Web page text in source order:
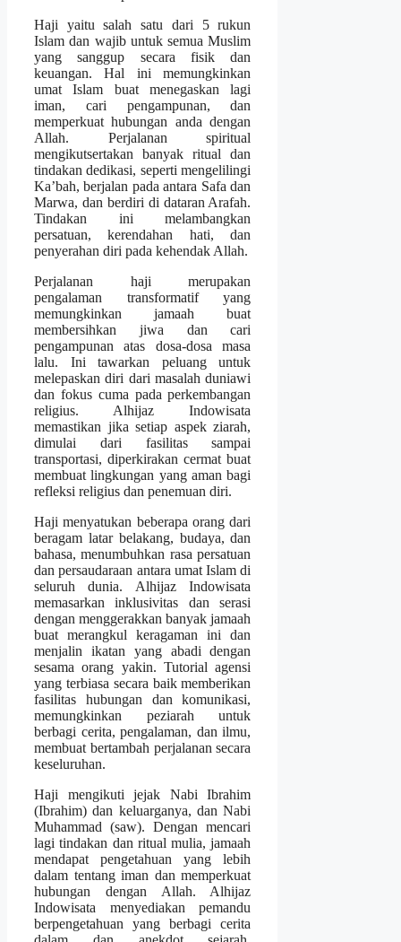
Haji yaitu salah satu dari 5 rukun
Islam dan wajib untuk semua Muslim
yang sanggup secara fisik dan
keuangan. Hal ini memungkinkan
umat Islam buat menegaskan lagi
iman, cari pengampunan, dan
memperkuat hubungan anda dengan
Allah. Perjalanan spiritual
mengikutsertakan banyak ritual dan
tindakan dedikasi, seperti mengelilingi
Ka’bah, berjalan pada antara Safa dan
Marwa, dan berdiri di dataran Arafah.
Tindakan ini melambangkan
persatuan, kerendahan hati, dan
penyerahan diri pada kehendak Allah.
Perjalanan haji merupakan
pengalaman transformatif yang
memungkinkan jamaah buat
membersihkan jiwa dan cari
pengampunan atas dosa-dosa masa
lalu. Ini tawarkan peluang untuk
melepaskan diri dari masalah duniawi
dan fokus cuma pada perkembangan
religius. Alhijaz Indowisata
memastikan jika setiap aspek ziarah,
dimulai dari fasilitas sampai
transportasi, diperkirakan cermat buat
membuat lingkungan yang aman bagi
refleksi religius dan penemuan diri.
Haji menyatukan beberapa orang dari
beragam latar belakang, budaya, dan
bahasa, menumbuhkan rasa persatuan
dan persaudaraan antara umat Islam di
seluruh dunia. Alhijaz Indowisata
memasarkan inklusivitas dan serasi
dengan menggerakkan banyak jamaah
buat merangkul keragaman ini dan
menjalin ikatan yang abadi dengan
sesama orang yakin. Tutorial agensi
yang terbiasa secara baik memberikan
fasilitas hubungan dan komunikasi,
memungkinkan peziarah untuk
berbagi cerita, pengalaman, dan ilmu,
membuat bertambah perjalanan secara
keseluruhan.
Haji mengikuti jejak Nabi Ibrahim
(Ibrahim) dan keluarganya, dan Nabi
Muhammad (saw). Dengan mencari
lagi tindakan dan ritual mulia, jamaah
mendapat pengetahuan yang lebih
dalam tentang iman dan memperkuat
hubungan dengan Allah. Alhijaz
Indowisata menyediakan pemandu
berpengetahuan yang berbagi cerita